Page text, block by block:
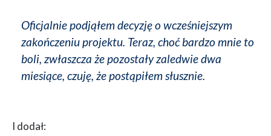
Oficjalnie podjąłem decyzję o wcześniejszym
zakończeniu projektu. Teraz, choć bardzo mnie to
boli, zwłaszcza że pozostały zaledwie dwa
miesiące, czuję, że postąpiłem słusznie.
I dodał: